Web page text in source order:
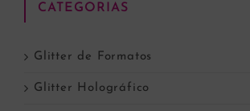
CATEGORIAS
Glitter de Formatos
Glitter Holográfico